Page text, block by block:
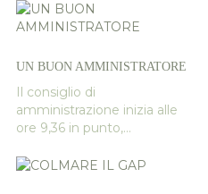
UN BUON AMMINISTRATORE
Il consiglio di
amministrazione inizia alle
ore 9,36 in punto,...